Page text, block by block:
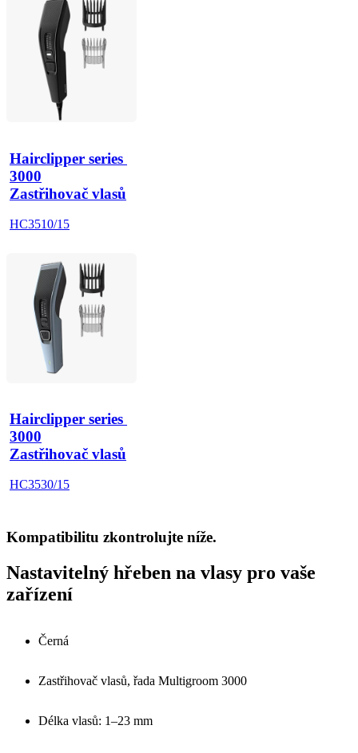
Hairclipper series
3000
Zastřihovač vlasů
HC3510/15
Hairclipper series
3000
Zastřihovač vlasů
HC3530/15
Kompatibilitu zkontrolujte níže.
Nastavitelný hřeben na vlasy pro vaše
zařízení
Černá
Zastřihovač vlasů, řada Multigroom 3000
Délka vlasů: 1–23 mm